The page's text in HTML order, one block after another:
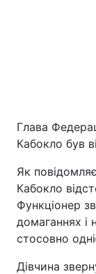
Глава
Кабокло був
Як повідомляє
Кабокло
Функціонер
домаганнях і
стосовно
Дівчина